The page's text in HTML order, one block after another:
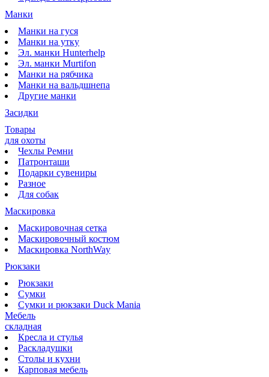
Манки
Манки на гуся
Манки на утку
Эл. манки Hunterhelp
Эл. манки Murtifon
Манки на рябчика
Манки на вальдшнепа
Другие манки
Засидки
Товары
для охоты
Чехлы Ремни
Патронташи
Подарки сувениры
Разное
Для собак
Маскировка
Маскировочная сетка
Маскировочный костюм
Маскировка NorthWay
Рюкзаки
Рюкзаки
Сумки
Сумки и рюкзаки Duck Mania
Мебель
складная
Кресла и стулья
Раскладушки
Столы и кухни
Карповая мебель